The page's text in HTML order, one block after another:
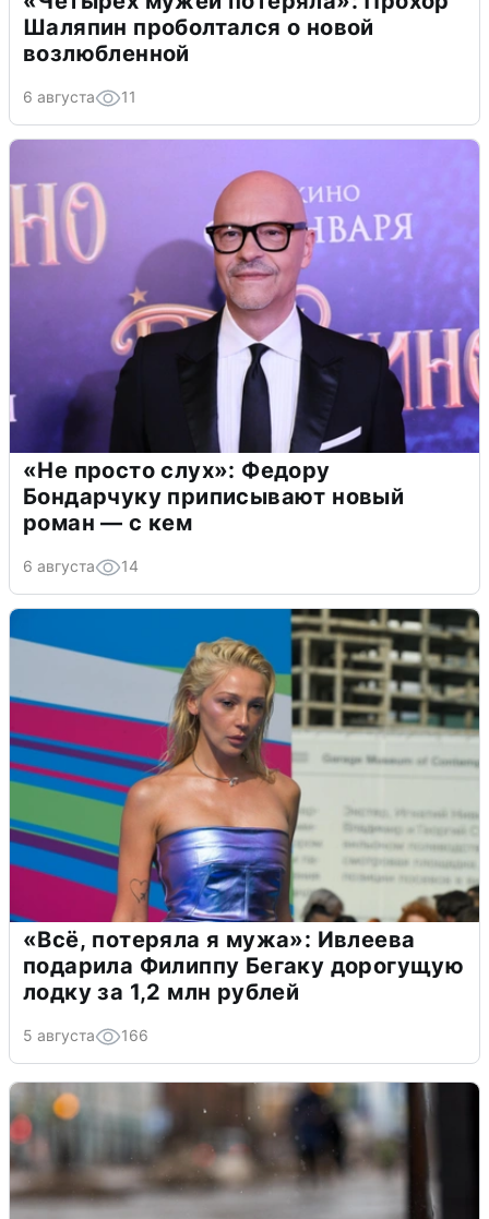
Шаляпин проболтался о новой
возлюбленной
6 августа 11
«Не просто слух»: Федору
Бондарчуку приписывают новый
роман — с кем
6 августа 14
«Всё, потеряла я мужа»: Ивлеева
подарила Филиппу Бегаку дорогущую
лодку за 1,2 млн рублей
5 августа 166